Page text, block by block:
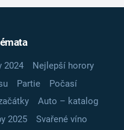
2024
Nejlepší horory
Partie
Počasí
Auto – katalog
2025
Svařené víno